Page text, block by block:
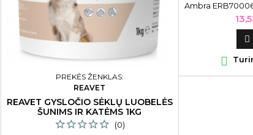
PREKĖS ŽENKLAS:
REAVET
REAVET GYSLOČIO SĖKLŲ LUOBELĖS
ŠUNIMS IR KATĖMS 1KG
(0)
Ambra
ekstraktas
aromatines

